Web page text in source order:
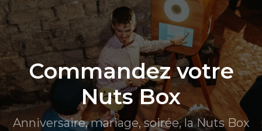
content
Commandez votre
Nuts Box
Anniversaire, mariage, soirée, la Nuts Box